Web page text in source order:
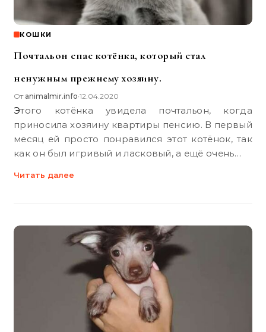
КОШКИ
Почтальон спас котёнка, который стал
ненужным прежнему хозяину.
От animalmir.info•12.04.2020
Этого котёнка увидела почтальон, когда
приносила хозяину квартиры пенсию. В первый
месяц ей просто понравился этот котёнок, так
как он был игривый и ласковый, а ещё очень…
Читать далее